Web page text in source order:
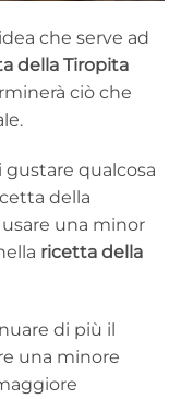
che serve ad
della Tiropita
ciò che
qualcosa
della
una minor
ricetta della
di più il
una minore